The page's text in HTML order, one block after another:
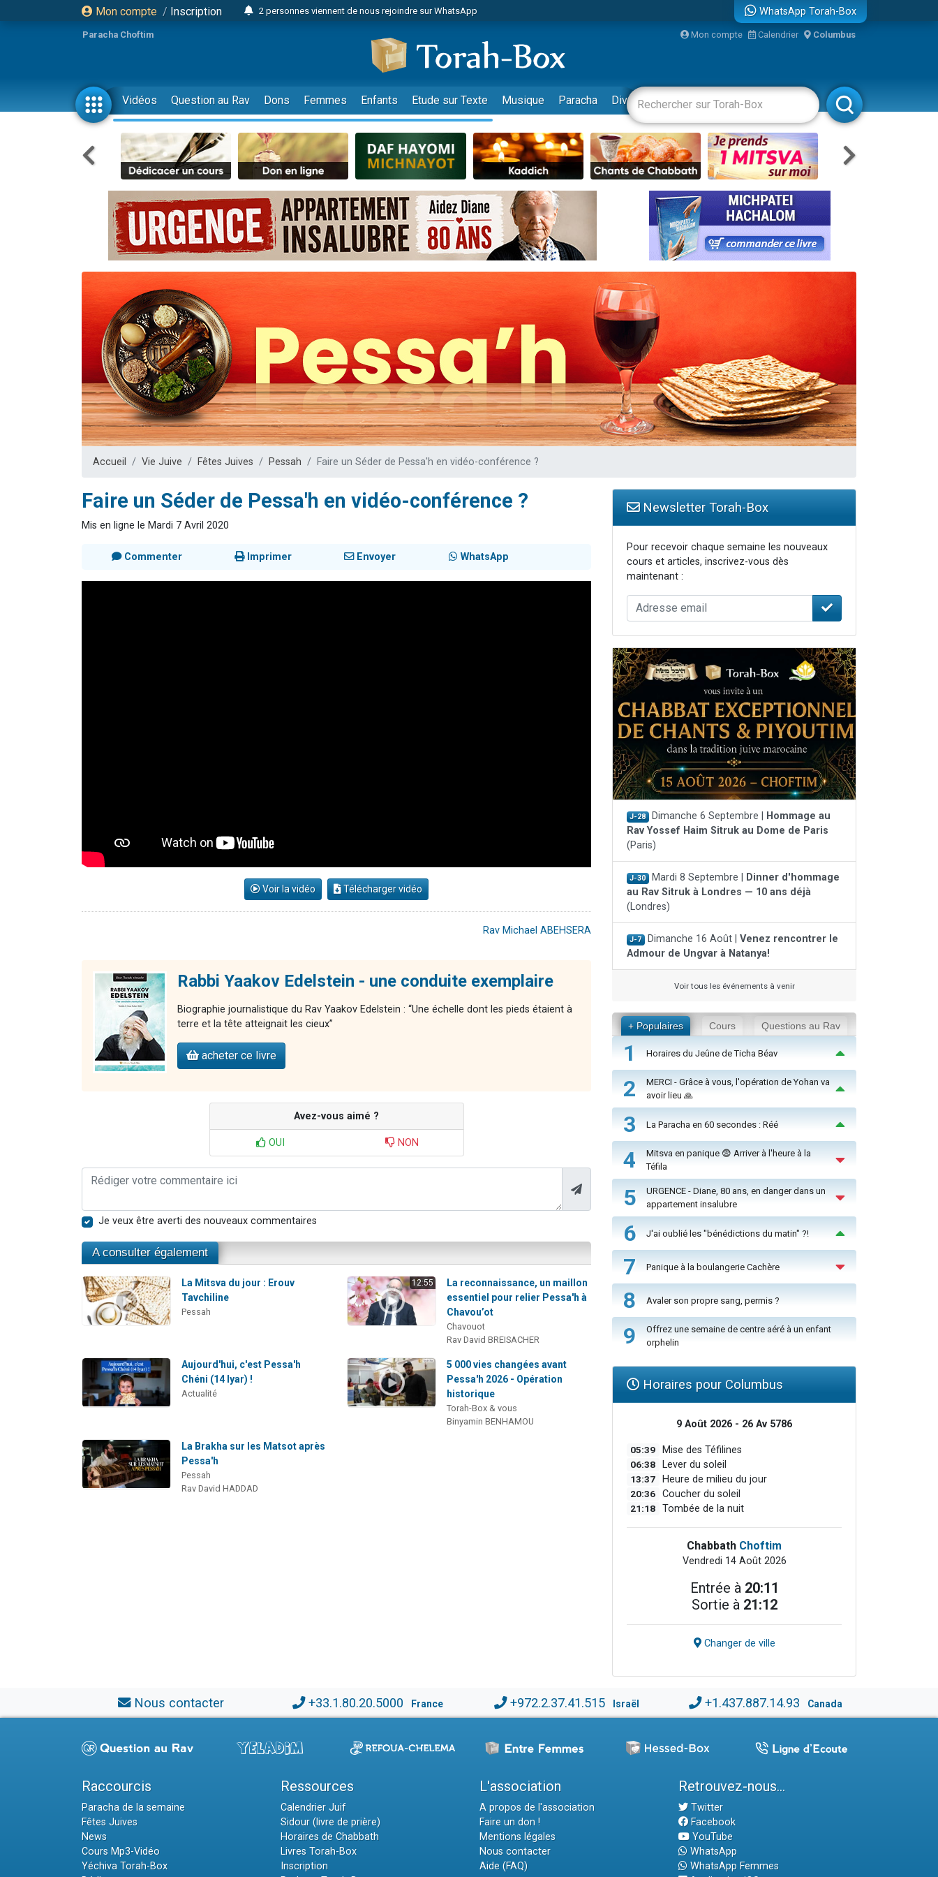
Mon compte / Inscription
2 personnes viennent de nous rejoindre sur WhatsApp
3 personnes viennent de faire un don pour Événements Torah-Box
2 personnes viennent de faire un don pour Tsédaka : pauvres d'Israel
3 personnes viennent de nous rejoindre sur WhatsApp
11 personnes viennent de demander une bénédiction
3 personnes viennent de faire un don pour Diane, 80 ans, dans un appartement insalubre
Il reste 49 places pour étudier en groupe sur Zoom
2 personnes viennent de nous rejoindre sur WhatsApp
29 personnes viennent de demander une bénédiction
Il reste 49 places pour étudier en groupe sur Zoom
2 personnes viennent de nous rejoindre sur WhatsApp
6 personnes viennent de nous rejoindre sur WhatsApp
4 personnes viennent de faire un don pour Reloger Rivka, 6 enfants, victime de violences...
2 personnes viennent de faire un don pour 1 Journée de Vacances Pour les Enfants
17 personnes viennent de demander une bénédiction
4 personnes viennent de nous rejoindre sur WhatsApp
Il reste 49 places pour étudier en groupe sur Zoom
Eva vient de donner son Maasser
Eli vient de donner son Maasser
WhatsApp Torah-Box
Paracha Choftim Mon compte Calendrier Columbus
Vidéos Question au Rav Dons Femmes Enfants Etude sur Texte Musique Paracha Divertissements Livres Rabbanim
Accueil Vie Juive Fêtes Juives Pessah Faire un Séder de Pessa'h en vidéo-conférence ?
Faire un Séder de Pessa'h en vidéo-conférence ?
Mis en ligne le Mardi 7 Avril 2020
Commenter Imprimer Envoyer WhatsApp
Voir la vidéo Télécharger vidéo
Rav Michael ABEHSERA
Rabbi Yaakov Edelstein - une conduite exemplaire
Biographie journalistique du Rav Yaakov Edelstein : “Une échelle dont les pieds étaient à
terre et la tête atteignait les cieux”
acheter ce livre
Avez-vous aimé ?
OUI NON
Je veux être averti des nouveaux commentaires
A consulter également
La Mitsva du jour : Erouv
Tavchiline
Pessah
12:55
La reconnaissance, un maillon
essentiel pour relier Pessa'h à
Chavou’ot
Chavouot
Rav David BREISACHER
Aujourd'hui, c'est Pessa'h
Chéni (14 Iyar) !
Actualité
5 000 vies changées avant
Pessa'h 2026 - Opération
historique
Torah-Box & vous
Binyamin BENHAMOU
La Brakha sur les Matsot après
Pessa'h
Pessah
Rav David HADDAD
Newsletter Torah-Box
Pour recevoir chaque semaine les nouveaux
cours et articles, inscrivez-vous dès
maintenant :
J-28 Dimanche 6 Septembre |
Hommage au
Rav Yossef Haim Sitruk au Dome de Paris
(Paris)
J-30 Mardi 8 Septembre |
Dinner d'hommage
au Rav Sitruk à Londres — 10 ans déjà
(Londres)
J-7 Dimanche 16 Août | Venez rencontrer le
Admour de Ungvar à Natanya!
Voir tous les événements à venir
+ Populaires Cours Questions au Rav
1 Horaires du Jeûne de Ticha Béav
2
MERCI - Grâce à vous, l'opération de Yohan va
avoir lieu 🙏
3 La Paracha en 60 secondes : Réé
4
Mitsva en panique 😨 Arriver à l'heure à la
Téfila
5
URGENCE - Diane, 80 ans, en danger dans un
appartement insalubre
6 J'ai oublié les "bénédictions du matin" ?!
7 Panique à la boulangerie Cachère
8 Avaler son propre sang, permis ?
9
Offrez une semaine de centre aéré à un enfant
orphelin
Horaires pour Columbus
9 Août 2026 - 26 Av 5786
05:39 Mise des Téfilines
06:38 Lever du soleil
13:37 Heure de milieu du jour
20:36 Coucher du soleil
21:18 Tombée de la nuit
Chabbath Choftim
Vendredi 14 Août 2026
Entrée à 20:11
Sortie à 21:12
Changer de ville
Nous contacter +33.1.80.20.5000 France +972.2.37.41.515 Israël +1.437.887.14.93 Canada
Raccourcis
Paracha de la semaine
Fêtes Juives
News
Cours Mp3-Vidéo
Yéchiva Torah-Box
Ressources
Calendrier Juif
Sidour (livre de prière)
Horaires de Chabbath
Livres Torah-Box
Inscription
L'association
A propos de l'association
Faire un don !
Mentions légales
Nous contacter
Aide (FAQ)
Retrouvez-nous...
Twitter
Facebook
YouTube
WhatsApp
WhatsApp Femmes